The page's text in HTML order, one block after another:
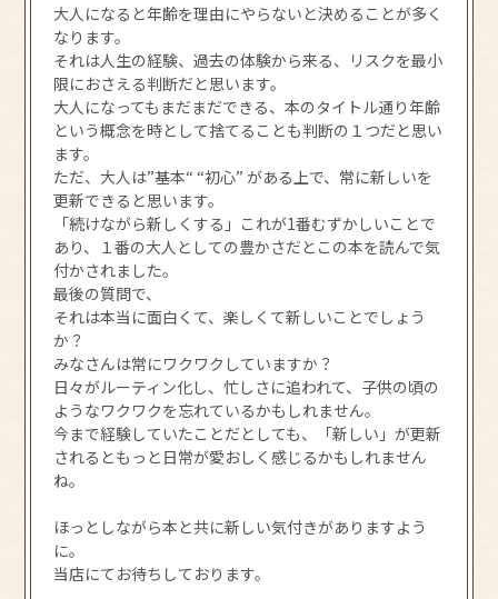
大人になると年齢を理由にやらないと決めることが多く
なります。
それは人生の経験、過去の体験から来る、リスクを最小
限におさえる判断だと思います。
大人になってもまだまだできる、本のタイトル通り年齢
という概念を時として捨てることも判断の１つだと思い
ます。
ただ、大人は”基本“ “初心” がある上で、常に新しいを
更新できると思います。
「続けながら新しくする」これが1番むずかしいことで
あり、１番の大人としての豊かさだとこの本を読んで気
付かされました。
最後の質問で、
それは本当に面白くて、楽しくて新しいことでしょう
か？
みなさんは常にワクワクしていますか？
日々がルーティン化し、忙しさに追われて、子供の頃の
ようなワクワクを忘れているかもしれません。
今まで経験していたことだとしても、「新しい」が更新
されるともっと日常が愛おしく感じるかもしれません
ね。
ほっとしながら本と共に新しい気付きがありますよう
に。
当店にてお待ちしております。